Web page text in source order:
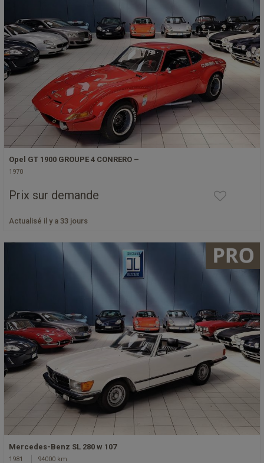
Opel GT 1900 GROUPE 4 CONRERO –
1970
Prix sur demande
Actualisé il y a 33 jours
Mercedes-Benz SL 280 w 107
1981 94000 km